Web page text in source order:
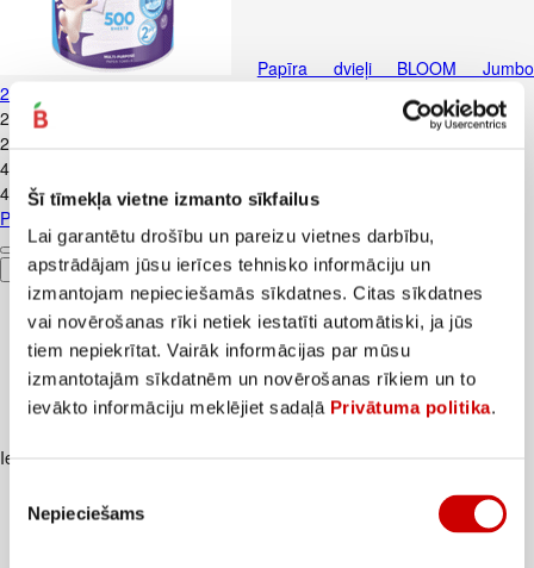
Šī tīmekļa vietne izmanto sīkfailus
Lai garantētu drošību un pareizu vietnes darbību,
apstrādājam jūsu ierīces tehnisko informāciju un
izmantojam nepieciešamās sīkdatnes. Citas sīkdatnes
vai novērošanas rīki netiek iestatīti automātiski, ja jūs
tiem nepiekrītat. Vairāk informācijas par mūsu
izmantotajām sīkdatnēm un novērošanas rīkiem un to
ievākto informāciju meklējiet sadaļā Privātuma politika.
izvēle
Nepieciešams
Papīra dvieļi BLOOM Jumbo
2sl.1r.500lap.
2
€
2,89€/gab.
4
4,7€/gab.
Papīra dvieļi BLOOM Jumbo 2sl.1r.500lap.
Pievienot
Iesakām ar